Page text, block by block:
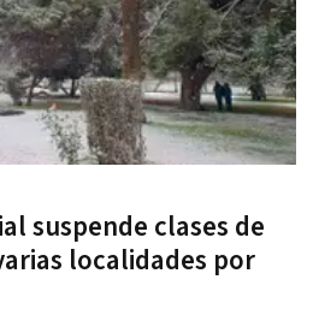
suspende clases de
localidades por